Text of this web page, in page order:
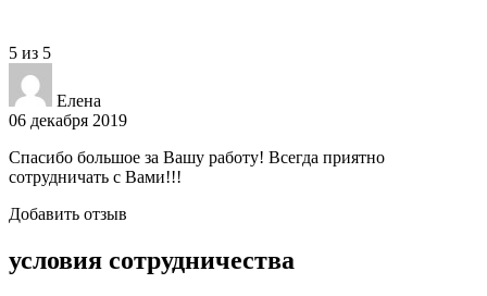
5 из 5
Елена
06 декабря 2019
Спасибо большое за Вашу работу! Всегда приятно
сотрудничать с Вами!!!
Добавить отзыв
условия сотрудничества